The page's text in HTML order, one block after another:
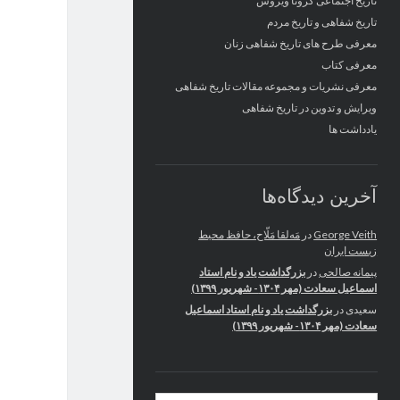
تاریخ شفاهی و تاریخ مردم
معرفی طرح های تاریخ شفاهی زنان
معرفی کتاب
معرفی نشریات و مجموعه مقالات تاریخ شفاهی
ویرایش و تدوین در تاریخ شفاهی
یادداشت ها
آخرین دیدگاه‌ها
George Veith در مَه‌لقا مَلّاح، حافظ محیط
زیست ایران
پیمانه صالحی در بزرگداشت یاد و نام استاد
اسماعیل سعادت (مهر ۱۳۰۴- شهریور ۱۳۹۹)
سعیدی در بزرگداشت یاد و نام استاد اسماعیل
سعادت (مهر ۱۳۰۴- شهریور ۱۳۹۹)